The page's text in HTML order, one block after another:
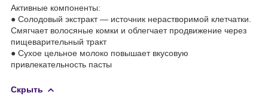
Активные компоненты:
● Солодовый экстракт — источник нерастворимой клетчатки.
Смягчает волосяные комки и облегчает продвижение через
пищеварительный тракт
● Сухое цельное молоко повышает вкусовую
привлекательность пасты
Скрыть